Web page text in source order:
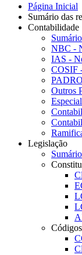
Página Inicial
Sumário das
Contabilidade
NBC -
IAS -
COSIF
Outros
Legislação
Códigos